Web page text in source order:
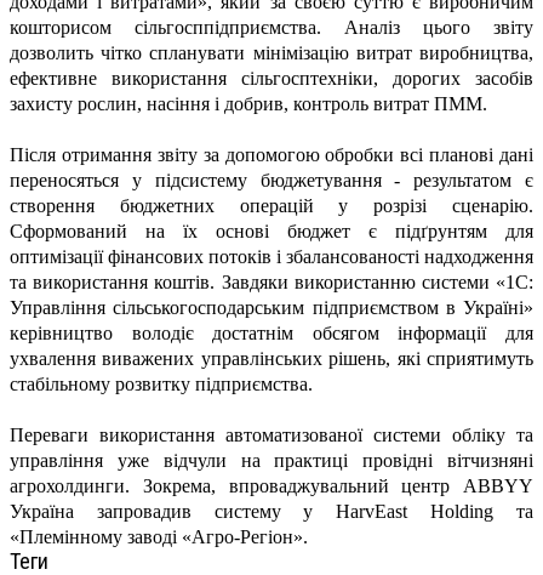
кошторисом сільгосппідприємства. Аналіз цього звіту
дозволить чітко спланувати мінімізацію витрат виробництва,
ефективне використання сільгосптехніки, дорогих засобів
захисту рослин, насіння і добрив, контроль витрат ПММ.
Після отримання звіту за допомогою обробки всі планові дані
переносяться у підсистему бюджетування - результатом є
створення бюджетних операцій у розрізі сценарію.
Сформований на їх основі бюджет є підґрунтям для
оптимізації фінансових потоків і збалансованості надходження
та використання коштів. Завдяки використанню системи «1С:
Управління сільськогосподарським підприємством в Україні»
керівництво володіє достатнім обсягом інформації для
ухвалення виважених управлінських рішень, які сприятимуть
стабільному розвитку підприємства.
Переваги використання автоматизованої системи обліку та
управління уже відчули на практиці провідні вітчизняні
агрохолдинги. Зокрема, впроваджувальний центр ABBYY
Україна запровадив систему у HarvEast Holding та
«Племінному заводі «Агро-Регіон».
Теги